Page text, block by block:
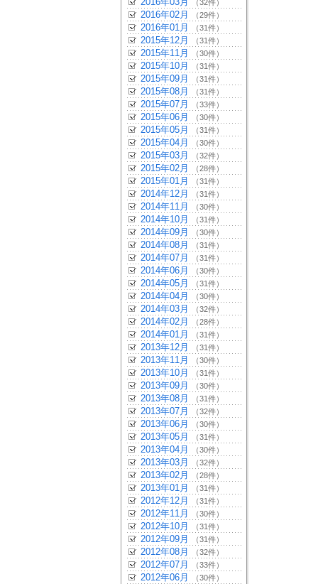
（32件）
2016年02月 （29件）
2016年01月 （31件）
2015年12月 （31件）
2015年11月 （30件）
2015年10月 （31件）
2015年09月 （31件）
2015年08月 （31件）
2015年07月 （33件）
2015年06月 （30件）
2015年05月 （31件）
2015年04月 （30件）
2015年03月 （32件）
2015年02月 （28件）
2015年01月 （31件）
2014年12月 （31件）
2014年11月 （30件）
2014年10月 （31件）
2014年09月 （30件）
2014年08月 （31件）
2014年07月 （31件）
2014年06月 （30件）
2014年05月 （31件）
2014年04月 （30件）
2014年03月 （32件）
2014年02月 （28件）
2014年01月 （31件）
2013年12月 （31件）
2013年11月 （30件）
2013年10月 （31件）
2013年09月 （30件）
2013年08月 （31件）
2013年07月 （32件）
2013年06月 （30件）
2013年05月 （31件）
2013年04月 （30件）
2013年03月 （32件）
2013年02月 （28件）
2013年01月 （31件）
2012年12月 （31件）
2012年11月 （30件）
2012年10月 （31件）
2012年09月 （31件）
2012年08月 （32件）
2012年07月 （33件）
2012年06月 （30件）